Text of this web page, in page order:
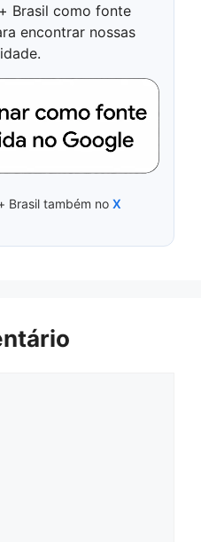
Brasil como fonte
encontrar nossas
Brasil também no X